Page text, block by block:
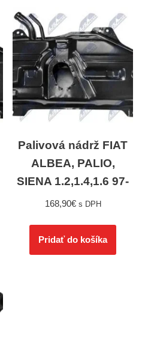
Palivová nádrž FIAT
ALBEA, PALIO,
SIENA 1.2,1.4,1.6 97-
168,90€ s DPH
Pridať do košíka